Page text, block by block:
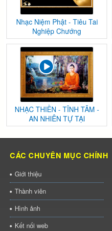
Nhạc Niệm Phật - Tiêu Tai
Nghiệp Chướng
NHẠC THIỀN - TĨNH TÂM -
AN NHIÊN TỰ TẠI
CÁC CHUYÊN MỤC CHÍNH
Giới thiệu
Thành viên
Hình ảnh
Kết nối web